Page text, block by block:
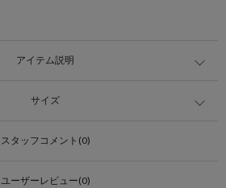
アイテム説明
サイズ
スタッフコメント(0)
ユーザーレビュー(0)